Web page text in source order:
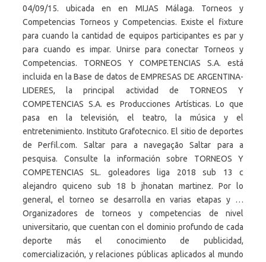
04/09/15. ubicada en en MIJAS Málaga. Torneos y
Competencias Torneos y Competencias. Existe el fixture
para cuando la cantidad de equipos participantes es par y
para cuando es impar. Unirse para conectar Torneos y
Competencias. TORNEOS Y COMPETENCIAS S.A. está
incluida en la Base de datos de EMPRESAS DE ARGENTINA-
LIDERES, la principal actividad de TORNEOS Y
COMPETENCIAS S.A. es Producciones Artísticas. Lo que
pasa en la televisión, el teatro, la música y el
entretenimiento. Instituto Grafotecnico. El sitio de deportes
de Perfil.com. Saltar para a navegação Saltar para a
pesquisa. Consulte la información sobre TORNEOS Y
COMPETENCIAS SL. goleadores liga 2018 sub 13 c
alejandro quiceno sub 18 b jhonatan martinez. Por lo
general, el torneo se desarrolla en varias etapas y …
Organizadores de torneos y competencias de nivel
universitario, que cuentan con el dominio profundo de cada
deporte más el conocimiento de publicidad,
comercialización, y relaciones públicas aplicados al mundo